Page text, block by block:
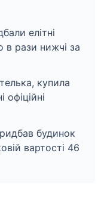
елітні
в рази нижчі за
купила
будинок
вартості 46